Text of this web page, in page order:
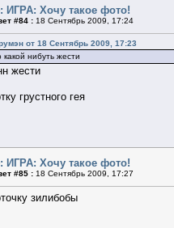
ИГРА: Хочу такое фото!
#84 : 18 Сентябрь 2009, 17:24
от 18 Сентябрь 2009, 17:23
какой нибуть жести
жести
грустного гея
ИГРА: Хочу такое фото!
#85 : 18 Сентябрь 2009, 17:27
зилибобы